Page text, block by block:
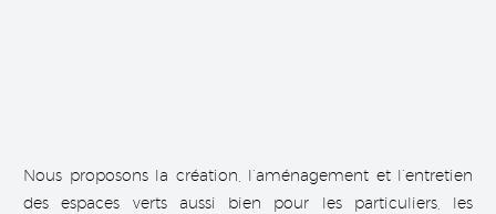
AVIS GOOGLE
Très professionnel, merci a toute l équipe, du service
Nous proposons la création, l’aménagement et l’entretien
des espaces verts aussi bien pour les particuliers, les